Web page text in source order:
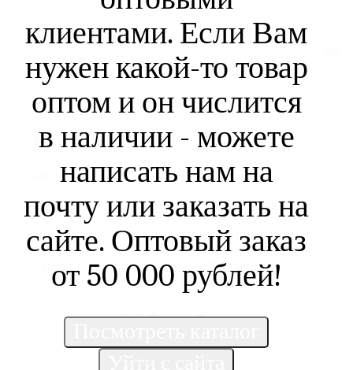
Основные
Артикул
PSL2520369
Бренд
ENS
Другие параметры
Материал
Керамика
Штрихкод
9138731062730
Серия
РАЙСКИЙ САД
Страна производства
Китай
260 руб.
Нет в наличии
клиентами. Если Вам
нужен какой-то товар
оптом и он числится
в наличии - можете
написать нам на
почту или заказать на
сайте. Оптовый заказ
от 50 000 рублей!